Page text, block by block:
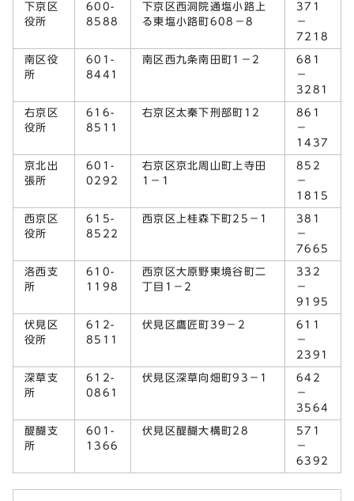
下京区
役所
600-
8588
下京区西洞院通塩小路上
る東塩小路町608－8
371
－
7218
南区役
所
601-
8441
南区西九条南田町1－2
681
－
3281
右京区
役所
616-
8511
右京区太秦下刑部町12
861
－
1437
京北出
張所
601-
0292
右京区京北周山町上寺田
1－1
852
－
1815
西京区
役所
615-
8522
西京区上桂森下町25－1
381
－
7665
洛西支
所
610-
1198
西京区大原野東境谷町二
丁目1－2
332
－
9195
伏見区
役所
612-
8511
伏見区鷹匠町39－2
611
－
2391
深草支
所
612-
0861
伏見区深草向畑町93－1
642
－
3564
醍醐支
所
601-
1366
伏見区醍醐大構町28
571
－
6392